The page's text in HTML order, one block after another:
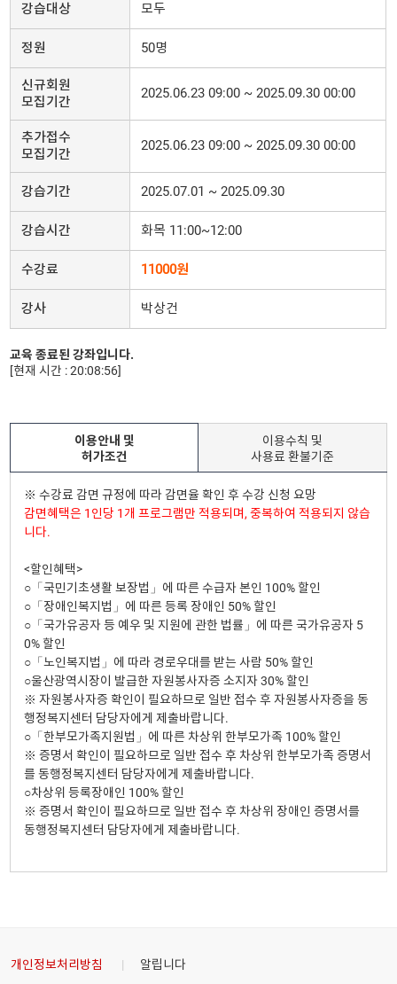
강습대상 모두
정원 50명
신규회원
모집기간
2025.06.23 09:00 ~ 2025.09.30 00:00
추가접수
모집기간
2025.06.23 09:00 ~ 2025.09.30 00:00
강습기간 2025.07.01 ~ 2025.09.30
강습시간 화목 11:00~12:00
수강료 11000원
강사 박상건
교육 종료된 강좌입니다.
[현재 시간 : 20:08:56]
이용안내 및
허가조건
이용수칙 및
사용료 환불기준
※ 수강료 감면 규정에 따라 감면율 확인 후 수강 신청 요망
감면혜택은 1인당 1개 프로그램만 적용되며, 중복하여 적용되지 않습
니다.
<할인혜택>
○「국민기초생활 보장법」에 따른 수급자 본인 100% 할인
○「장애인복지법」에 따른 등록 장애인 50% 할인
○「국가유공자 등 예우 및 지원에 관한 법률」에 따른 국가유공자 5
0% 할인
○「노인복지법」에 따라 경로우대를 받는 사람 50% 할인
○울산광역시장이 발급한 자원봉사자증 소지자 30% 할인
※ 자원봉사자증 확인이 필요하므로 일반 접수 후 자원봉사자증을 동
행정복지센터 담당자에게 제출바랍니다.
○「한부모가족지원법」에 따른 차상위 한부모가족 100% 할인
※ 증명서 확인이 필요하므로 일반 접수 후 차상위 한부모가족 증명서
를 동행정복지센터 담당자에게 제출바랍니다.
○차상위 등록장애인 100% 할인
※ 증명서 확인이 필요하므로 일반 접수 후 차상위 장애인 증명서를
동행정복지센터 담당자에게 제출바랍니다.
개인정보처리방침 알립니다